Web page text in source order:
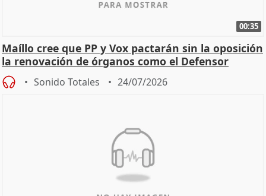
00:35
Maíllo cree que PP y Vox pactarán sin la oposición
la renovación de órganos como el Defensor
Sonido Totales 24/07/2026